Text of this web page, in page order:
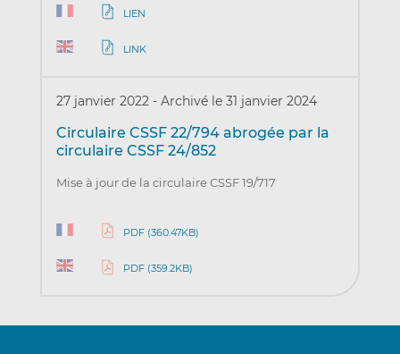
LIEN
LINK
27 janvier 2022 - Archivé le 31 janvier 2024
Circulaire CSSF 22/794 abrogée par la
circulaire CSSF 24/852
Mise à jour de la circulaire CSSF 19/717
PDF (360.47KB)
PDF (359.2KB)